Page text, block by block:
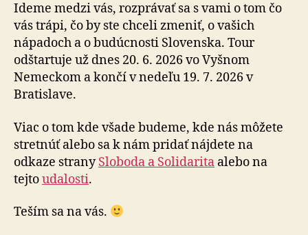
Ideme medzi vás, rozprávať sa s vami o tom čo
vás trápi, čo by ste chceli zmeniť, o vašich
nápadoch a o budúcnosti Slovenska. Tour
odštartuje už dnes 20. 6. 2026 vo Vyšnom
Nemeckom a končí v nedeľu 19. 7. 2026 v
Bratislave.
Viac o tom kde všade budeme, kde nás môžete
stretnúť alebo sa k nám pridať nájdete na
odkaze stranySloboda a Solidarita alebo na
tejtoudalosti.
Teším sa na vás.